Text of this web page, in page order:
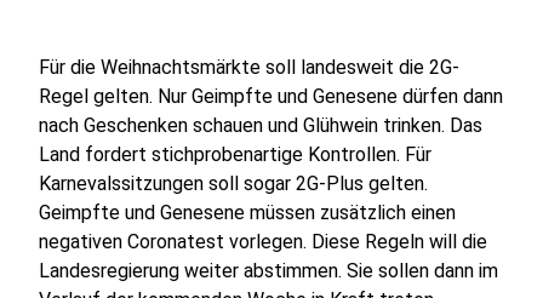
Für die Weihnachtsmärkte soll landesweit die 2G-
Regel gelten. Nur Geimpfte und Genesene dürfen dann
nach Geschenken schauen und Glühwein trinken. Das
Land fordert stichprobenartige Kontrollen. Für
Karnevalssitzungen soll sogar 2G-Plus gelten.
Geimpfte und Genesene müssen zusätzlich einen
negativen Coronatest vorlegen. Diese Regeln will die
Landesregierung weiter abstimmen. Sie sollen dann im